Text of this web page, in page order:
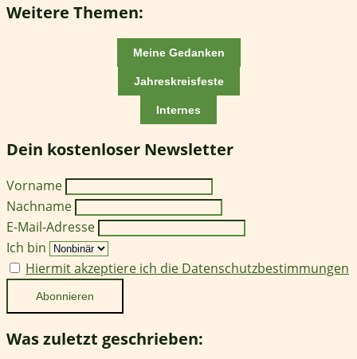
Weitere Themen:
Meine Gedanken
Jahreskreisfeste
Internes
Dein kostenloser Newsletter
Vorname
Nachname
E-Mail-Adresse
Ich bin
Hiermit akzeptiere ich die Datenschutzbestimmungen
Was zuletzt geschrieben: